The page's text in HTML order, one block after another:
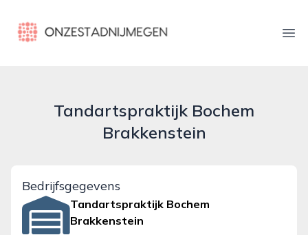
onzestadnijmegen.nl
Tandartspraktijk Bochem
Brakkenstein
Bedrijfsgegevens
Tandartspraktijk Bochem
Brakkenstein